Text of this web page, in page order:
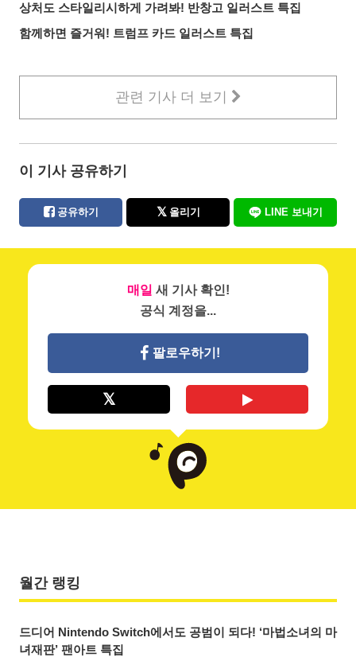
상처도 스타일리시하게 가려봐! 반창고 일러스트 특집
함께하면 즐거워! 트럼프 카드 일러스트 특집
관련 기사 더 보기
이 기사 공유하기
공유하기 올리기 LINE 보내기
매일 새 기사 확인!
공식 계정을...
팔로우하기!
월간 랭킹
드디어 Nintendo Switch에서도 공범이 되다! ‘마법소녀의 마
녀재판’ 팬아트 특집